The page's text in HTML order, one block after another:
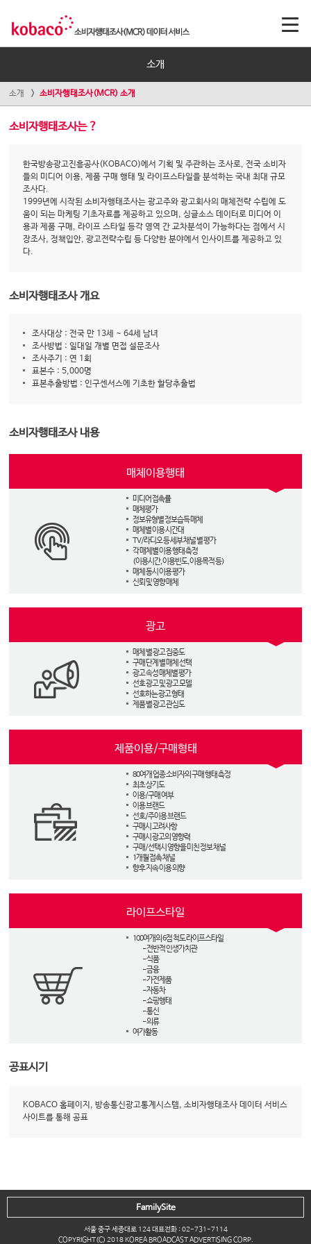
소개
소개 소비자행태조사(MCR) 소개
소비자행태조사는 ?
한국방송광고진흥공사(KOBACO)에서 기획 및 주관하는 조사로, 전국 소비자
들의 미디어 이용, 제품 구매 행태 및 라이프스타일을 분석하는 국내 최대 규모
조사다.
1999년에 시작된 소비자행태조사는 광고주와 광고회사의 매체전략 수립에 도
움이 되는 마케팅 기초자료를 제공하고 있으며, 싱글소스 데이터로 미디어 이
용과 제품 구매, 라이프 스타일 등각 영역 간 교차분석이 가능하다는 점에서 시
장조사, 정책입안, 광고전략수립 등 다양한 분야에서 인사이트를 제공하고 있
다.
소비자행태조사 개요
조사대상 : 전국 만 13세 ~ 64세 남녀
조사방법 : 일대일 개별 면접 설문조사
조사주기 : 연 1회
표본수 : 5,000명
표본추출방법 : 인구센서스에 기초한 할당추출법
소비자행태조사 내용
매체이용행태
미디어 접촉률
매체평가
정보유형별 정보습득 매체
매체별 이용 시간대
TV/라디오 등 세부 채널 별 평가
각 매체별 이용 행태 측정
(이용시간, 이용빈도, 이용목적 등)
매체 동시 이용 평가
신뢰 및 영향 매체
광고
매체 별 광고 집중도
구매 단계 별 매체 선택
광고 속성 매체별 평가
선호 광고 및 광고 모델
선호하는 광고 형태
제품 별 광고 관심도
제품이용/구매형태
80여개 업종 소비자의 구매 행태 측정
최초 상기도
이용/구매 여부
이용 브랜드
선호/주이용 브랜드
구매시 고려사항
구매시 광고의 영향력
구매/선택시 영향을 미친 정보 채널
1개월 접촉 채널
향후 지속 이용 의향
라이프스타일
100여개의 6점 척도 라이프스타일
- 전반적 인생가치관
- 식품
- 금융
- 가전제품
- 자동차
- 쇼핑행태
- 통신
- 의류
여가활동
공표시기
KOBACO 홈페이지, 방송통신광고통계시스템, 소비자행태조사 데이터 서비스
사이트를 통해 공표
서울 중구 세종대로 124 대표전화 : 02-731-7114
COPYRIGHT(C) 2018 KOREA BROADCAST ADVERTISING CORP.
FamilySite